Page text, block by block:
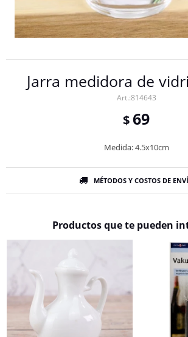
Jarra medidora de
814643
$69
Medida: 4.5x10cm
MÉTODOS Y COSTOS DE
Productos que te pueden